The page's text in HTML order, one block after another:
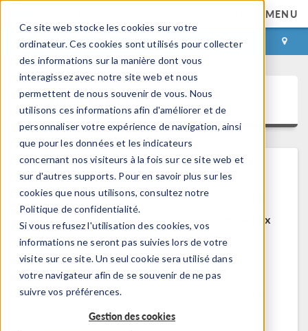
Ce site web stocke les cookies sur votre
ordinateur. Ces cookies sont utilisés pour collecter
des informations sur la manière dont vous
interagissez avec notre site web et nous
permettent de nous souvenir de vous. Nous
utilisons ces informations afin d'améliorer et de
personnaliser votre expérience de navigation, ainsi
que pour les données et les indicateurs
concernant nos visiteurs à la fois sur ce site web et
sur d'autres supports. Pour en savoir plus sur les
cookies que nous utilisons, consultez notre
Politique de confidentialité.
Si vous refusez l'utilisation des cookies, vos
informations ne seront pas suivies lors de votre
visite sur ce site. Un seul cookie sera utilisé dans
votre navigateur afin de se souvenir de ne pas
suivre vos préférences.
Gestion des cookies
MENU
CONNEXION CONTACT
COMSOL Access
Bienvenue sur COMSOL Access
COMSOL Access est un service disponible aux
utilisateurs et contacts.
Bénéfices:
Modifier les informations de contact et de
Contacter le support technique